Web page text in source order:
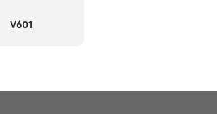
V601